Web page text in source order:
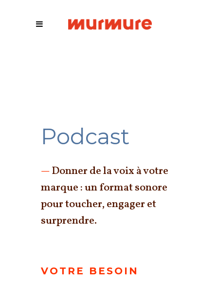
Podcast
— Donner de la voix à votre
marque : un format sonore
pour toucher, engager et
surprendre.
VOTRE BESOIN